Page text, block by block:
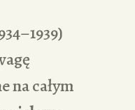
na całym